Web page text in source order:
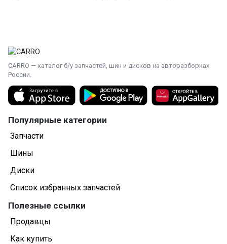
CARRO — каталог б/у запчастей, шин и дисков на авторазборках
России.
Популярные категории
Запчасти
Шины
Диски
Список избранных запчастей
Полезные ссылки
Продавцы
Как купить